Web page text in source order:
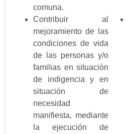
comuna.
Contribuir al
mejoramiento de las
condiciones de vida
de las personas y/o
familias en situación
de indigencia y en
situación de
necesidad
manifiesta, mediante
la ejecución de